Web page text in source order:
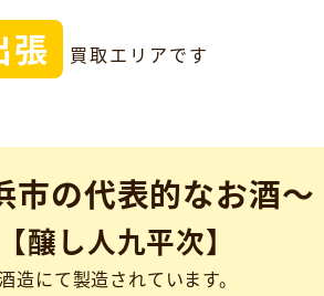
張 買取エリアです
市の代表的なお酒～
【醸し人九平次】
にて製造されています。